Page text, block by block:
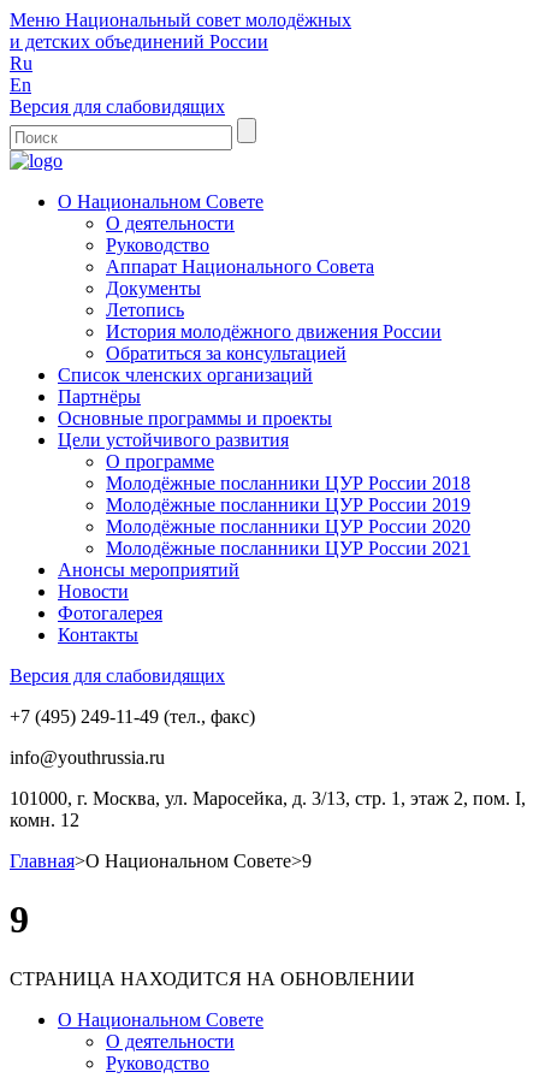
Меню Национальный совет молодёжных
и детских объединений России
Ru
En
Версия для слабовидящих
О Национальном Совете
О деятельности
Руководство
Аппарат Национального Совета
Документы
Летопись
История молодёжного движения России
Обратиться за консультацией
Список членских организаций
Партнёры
Основные программы и проекты
Цели устойчивого развития
О программе
Молодёжные посланники ЦУР России 2018
Молодёжные посланники ЦУР России 2019
Молодёжные посланники ЦУР России 2020
Молодёжные посланники ЦУР России 2021
Анонсы мероприятий
Новости
Фотогалерея
Контакты
Версия для слабовидящих
+7 (495) 249-11-49 (тел., факс)
info@youthrussia.ru
101000, г. Москва, ул. Маросейка, д. 3/13, стр. 1, этаж 2, пом. I,
комн. 12
Главная>О Национальном Совете>9
9
СТРАНИЦА НАХОДИТСЯ НА ОБНОВЛЕНИИ
О Национальном Совете
О деятельности
Руководство